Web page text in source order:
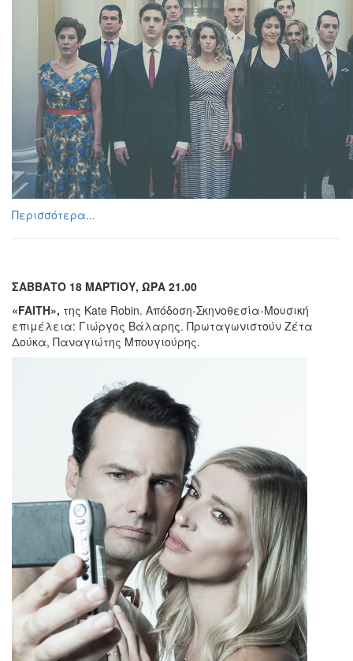
Περισσότερα...
ΣΑΒΒΑΤΟ 18 ΜΑΡΤΙΟΥ, ΩΡΑ 21.00
«FAITH», της Kate Robin. Απόδοση-Σκηνοθεσία-Μουσική
επιμέλεια: Γιώργος Βάλαρης. Πρωταγωνιστούν Ζέτα
Δούκα, Παναγιώτης Μπουγιούρης.